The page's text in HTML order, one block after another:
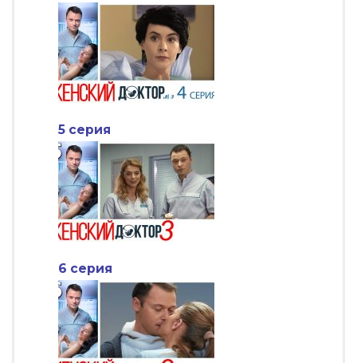
5 серия
6 серия